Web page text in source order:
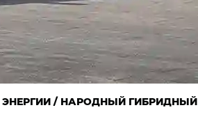
ЭНЕРГИИ / НАРОДНЫЙ ГИБРИДНЫЙ